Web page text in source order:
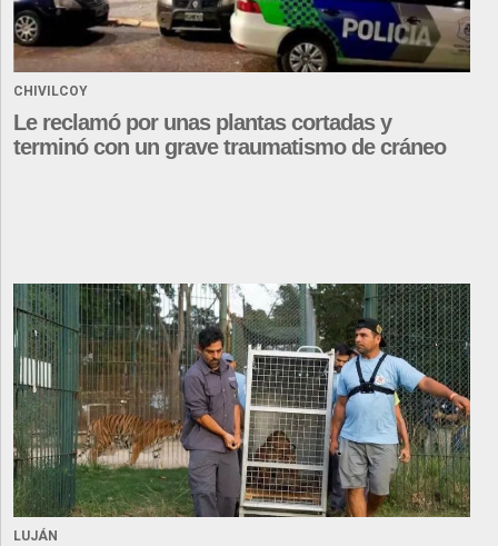
CHIVILCOY
Le reclamó por unas plantas cortadas y
terminó con un grave traumatismo de cráneo
LUJÁN